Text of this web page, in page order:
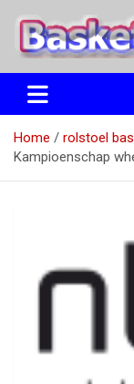
naar
Etten
Home
rolstoel
Kampioenschap